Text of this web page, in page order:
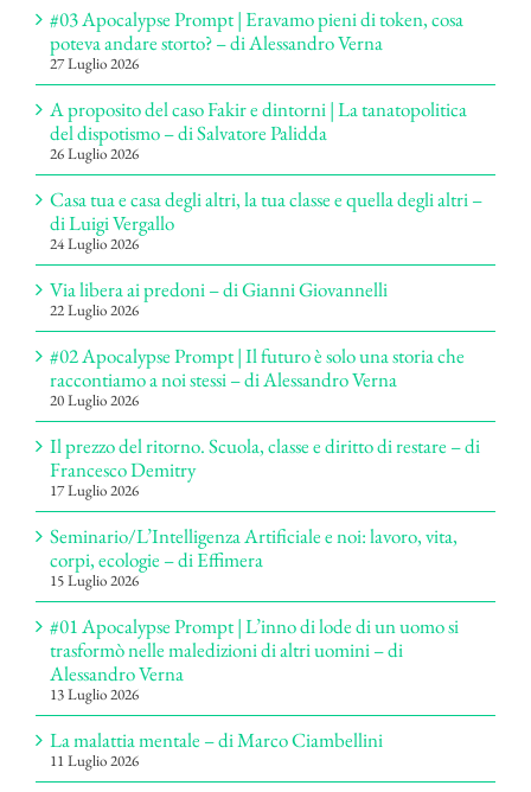
#03 Apocalypse Prompt | Eravamo pieni di token, cosa
poteva andare storto? – di Alessandro Verna
27 Luglio 2026
A proposito del caso Fakir e dintorni | La tanatopolitica
del dispotismo – di Salvatore Palidda
26 Luglio 2026
Casa tua e casa degli altri, la tua classe e quella degli altri –
di Luigi Vergallo
24 Luglio 2026
Via libera ai predoni – di Gianni Giovannelli
22 Luglio 2026
#02 Apocalypse Prompt | Il futuro è solo una storia che
raccontiamo a noi stessi – di Alessandro Verna
20 Luglio 2026
Il prezzo del ritorno. Scuola, classe e diritto di restare – di
Francesco Demitry
17 Luglio 2026
Seminario/L’Intelligenza Artificiale e noi: lavoro, vita,
corpi, ecologie – di Effimera
15 Luglio 2026
#01 Apocalypse Prompt | L’inno di lode di un uomo si
trasformò nelle maledizioni di altri uomini – di
Alessandro Verna
13 Luglio 2026
La malattia mentale – di Marco Ciambellini
11 Luglio 2026